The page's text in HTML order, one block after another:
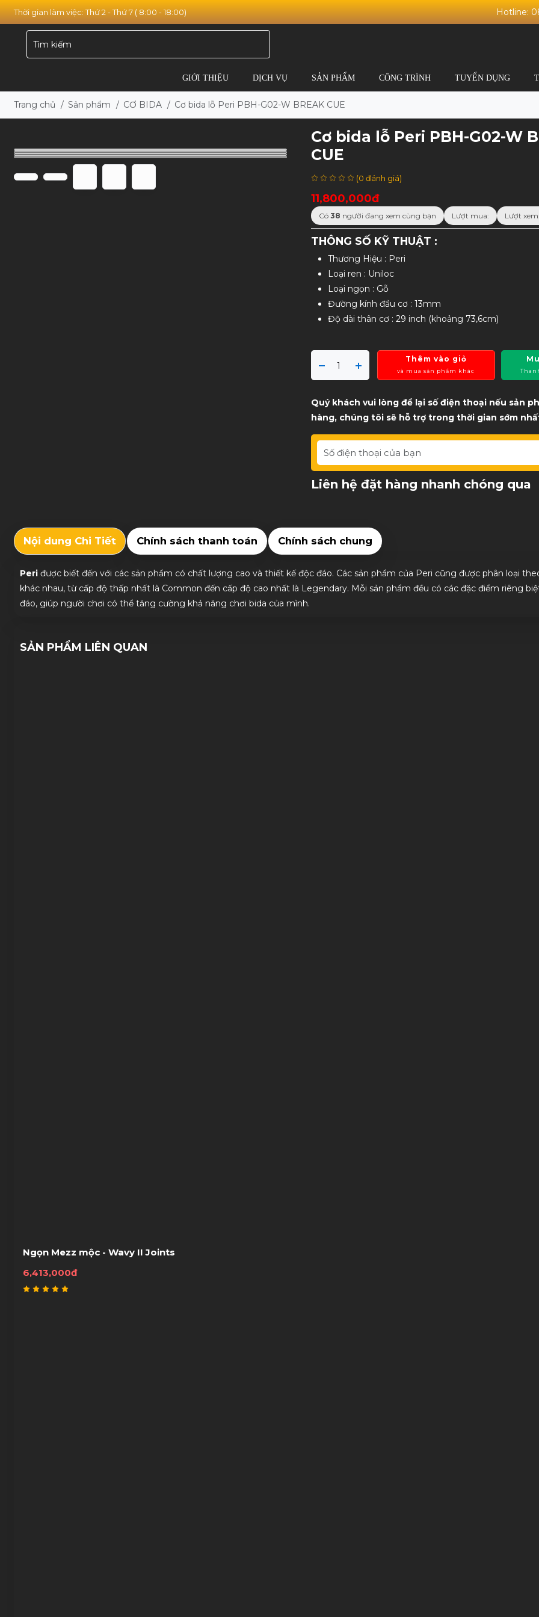
Thời gian làm việc: Thứ 2 - Thứ 7 ( 8:00 - 18:00) Hotline:
GIỚI THIỆU DỊCH VỤ SẢN PHẨM CÔNG TRÌNH TUYỂN DỤNG
Trang chủ / Sản phẩm / CƠ BIDA / Cơ bida lỗ Peri PBH-G02-W BREAK CUE
Cơ bida lỗ Peri PBH-G02-W
CUE
(0 đánh giá)
11,800,000đ
Có38 người đang xem cùng bạn Lượt mua: Lượt xem:
THÔNG SỐ KỸ THUẬT :
Thương Hiệu : Peri
Loại ren : Uniloc
Loại ngọn : Gỗ
Đường kính đầu cơ : 13mm
Độ dài thân cơ : 29 inch (khoảng 73,6cm)
Thêm vào giỏ
và mua sản phẩm khác
Quý khách vui lòng để lại số điện thoại nếu sản
hàng, chúng tôi sẽ hỗ trợ trong thời gian sớm
Liên hệ đặt hàng nhanh chóng qua
Nội dung Chi Tiết Chính sách thanh toán Chính sách chung
Periđược biết đến với các sản phẩm có chất lượng cao và thiết kế độc đáo. Các sản phẩm của Peri cũng được phân loại
khác nhau, từ cấp độ thấp nhất là Common đến cấp độ cao nhất là Legendary. Mỗi sản phẩm đều có các đặc điểm riêng
đáo, giúp người chơi có thể tăng cường khả năng chơi bida của mình.
SẢN PHẨM LIÊN QUAN
Ngọn Mezz mộc - Wavy II Joints
6,413,000đ